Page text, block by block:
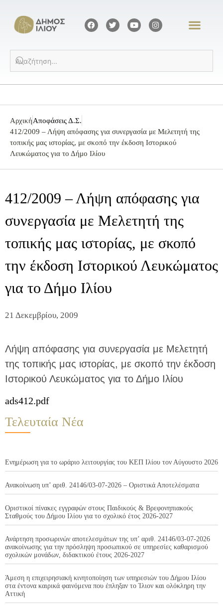
ΑρχικήΑποφάσεις Δ.Σ.
412/2009 – Λήψη απόφασης για συνεργασία με Μελετητή της
τοπικής μας ιστορίας, με σκοπό την έκδοση Ιστορικού
Λευκώματος για το Δήμο Ιλίου
412/2009 – Λήψη απόφασης για
συνεργασία με Μελετητή της
τοπικής μας ιστορίας, με σκοπό
την έκδοση Ιστορικού Λευκώματος
για το Δήμο Ιλίου
21 Δεκεμβρίου, 2009
Λήψη απόφασης για συνεργασία με Μελετητή
της τοπικής μας ιστορίας, με σκοπό την έκδοση
Ιστορικού Λευκώματος για το Δήμο Ιλίου
ads412.pdf
Τελευταία Νέα
Ενημέρωση για το ωράριο λειτουργίας του ΚΕΠ Ιλίου τον Αύγουστο 2026
Ανακοίνωση υπ’ αριθ. 24146/03-07-2026 – Οριστικά Αποτελέσματα
Οριστικοί πίνακες εγγραφών στους Παιδικούς & Βρεφονηπιακούς
Σταθμούς του Δήμου Ιλίου για το σχολικό έτος 2026-2027
Ανάρτηση προσωρινών αποτελεσμάτων της υπ’ αριθ. 24146/03-07-2026
ανακοίνωσης για την πρόσληψη προσωπικού σε υπηρεσίες καθαρισμού
σχολικών μονάδων, διδακτικού έτους 2026-2027
Άμεση η επιχειρησιακή κινητοποίηση των υπηρεσιών του Δήμου Ιλίου
στα έντονα καιρικά φαινόμενα που έπληξαν το Ίλιον και ολόκληρη την
Αττική